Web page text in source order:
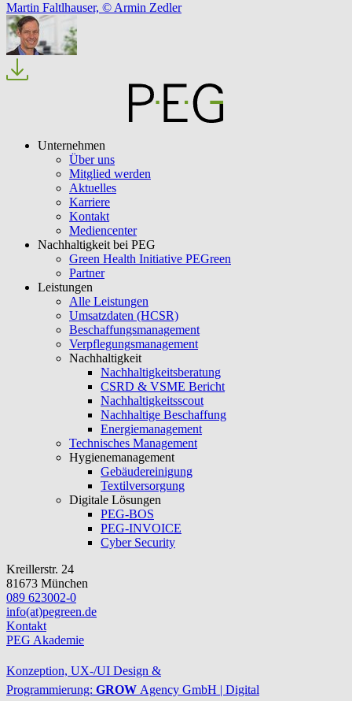
Martin Faltlhauser, © Armin Zedler
Unternehmen
Über uns
Mitglied werden
Aktuelles
Karriere
Kontakt
Mediencenter
Nachhaltigkeit bei PEG
Green Health Initiative PEGreen
Partner
Leistungen
Alle Leistungen
Umsatzdaten (HCSR)
Beschaffungsmanagement
Verpflegungsmanagement
Nachhaltigkeit
Nachhaltigkeitsberatung
CSRD & VSME Bericht
Nachhaltigkeitsscout
Nachhaltige Beschaffung
Energiemanagement
Technisches Management
Hygienemanagement
Gebäudereinigung
Textilversorgung
Digitale Lösungen
PEG-BOS
PEG-INVOICE
Cyber Security
Kreillerstr. 24
81673 München
089 623002-0
info(at)pegreen.de
Kontakt
PEG Akademie
Konzeption, UX-/UI Design &
Programmierung: GROW Agency GmbH | Digital